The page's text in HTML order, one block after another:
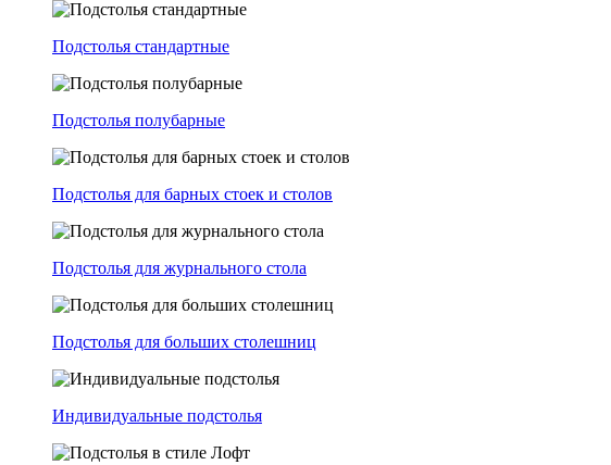
Подстолья стандартные
Подстолья полубарные
Подстолья для барных стоек и столов
Подстолья для журнального стола
Подстолья для больших столешниц
Индивидуальные подстолья